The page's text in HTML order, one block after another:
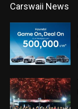
Carswaii News